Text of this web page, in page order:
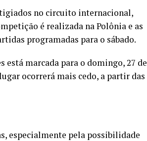
no circuito internacional,
é realizada na Polônia e as
programadas para o sábado.
marcada para o domingo, 27 de
ocorrerá mais cedo, a partir das
especialmente pela possibilidade